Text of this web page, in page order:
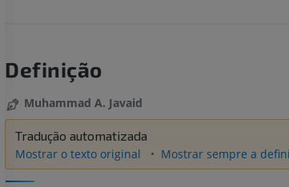
Definição
Muhammad A. Javaid
Tradução automatizada
Mostrar o texto original
Mostrar sempre a